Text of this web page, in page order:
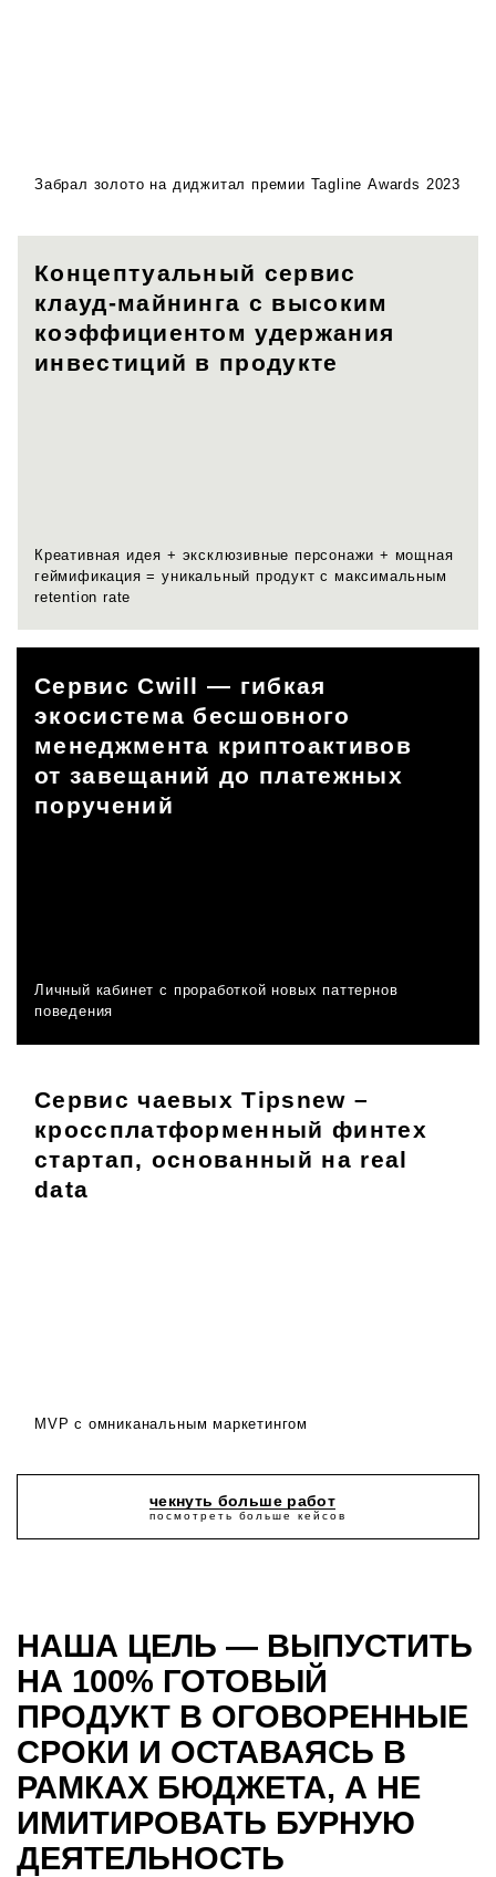
Забрал золото на диджитал премии Tagline Awards 2023
Концептуальный сервис
клауд-майнинга с высоким
коэффициентом удержания
инвестиций в продукте
Креативная идея + эксклюзивные персонажи + мощная
геймификация = уникальный продукт с максимальным
retention rate
Сервис Cwill — гибкая
экосистема бесшовного
менеджмента криптоактивов
от завещаний до платежных
поручений
Личный кабинет с проработкой новых паттернов
поведения
Сервис чаевых Tipsnew –
кроссплатформенный финтех
стартап, основанный на real
data
MVP с омниканальным маркетингом
чекнуть больше работ
НАША ЦЕЛЬ — ВЫПУСТИТЬ
НА 100% ГОТОВЫЙ
ПРОДУКТ В ОГОВОРЕННЫЕ
СРОКИ И ОСТАВАЯСЬ В
РАМКАХ БЮДЖЕТА, А НЕ
ИМИТИРОВАТЬ БУРНУЮ
ДЕЯТЕЛЬНОСТЬ